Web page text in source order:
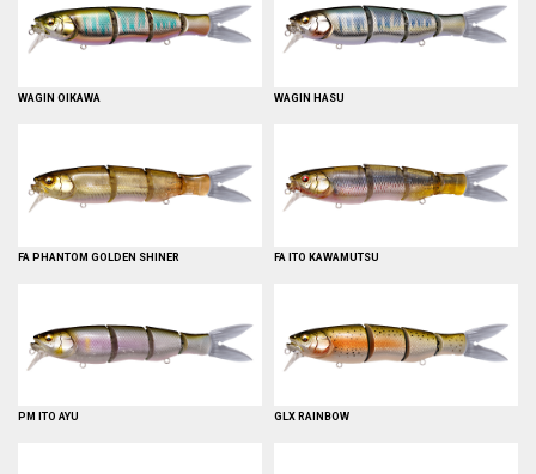
WAGIN OIKAWA WAGIN HASU
FA PHANTOM GOLDEN SHINER FA ITO KAWAMUTSU
PM ITO AYU GLX RAINBOW